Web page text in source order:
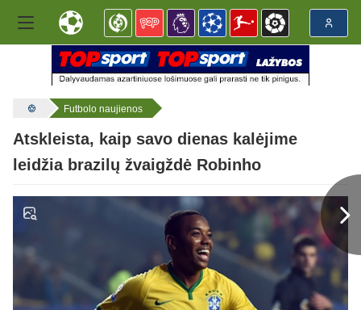
Futbolo naujienos
Atskleista, kaip savo dienas kalėjime
leidžia brazilų žvaigždė Robinho